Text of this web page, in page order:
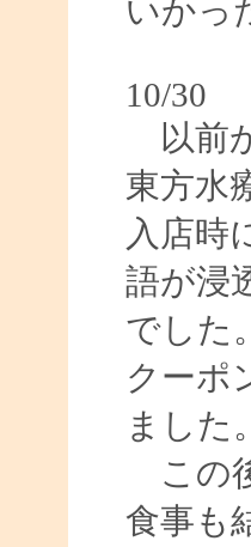
いかっ
10/30
以前
東方水
入店時
語が浸
でした。
クーポ
ました。
この
食事も